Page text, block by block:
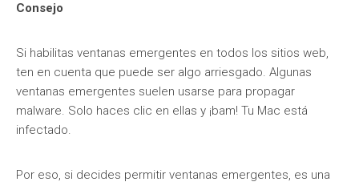
Consejo
Si habilitas ventanas emergentes en todos los sitios web,
ten en cuenta que puede ser algo arriesgado. Algunas
ventanas emergentes suelen usarse para propagar
malware. Solo haces clic en ellas y ¡bam! Tu Mac está
infectado.
Por eso, si decides permitir ventanas emergentes, es una